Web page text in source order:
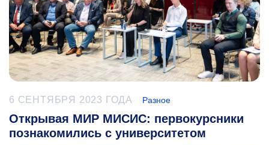
6 СЕНТЯБРЯ 2023 ГОДА Разное
Открывая МИР МИСИС: первокурсники
познакомились с университетом